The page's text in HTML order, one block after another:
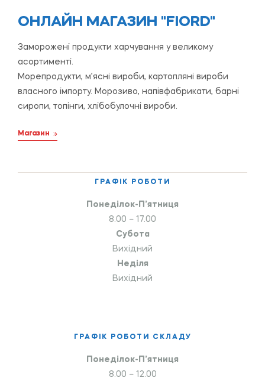
ОНЛАЙН МАГАЗИН "FIORD"
Заморожені продукти харчування у великому
асортименті.
Морепродукти, м’ясні вироби, картопляні вироби
власного імпорту. Морозиво, напівфабрикати, барні
сиропи, топінги, хлібобулочні вироби.
Магазин
ГРАФІК РОБОТИ
Понеділок-П’ятниця
8.00 – 17.00
Субота
Вихідний
Неділя
Вихідний
ГРАФІК РОБОТИ СКЛАДУ
Понеділок-П’ятниця
8.00 – 12.00